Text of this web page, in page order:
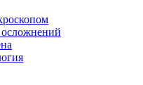
осложнений